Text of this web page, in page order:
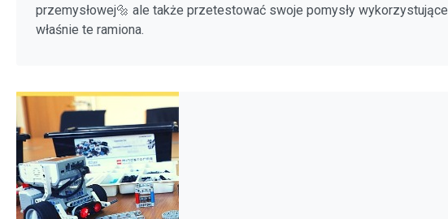
przemysłowej🔩 ale także przetestować swoje pomysły wykorzystujące
właśnie te ramiona.